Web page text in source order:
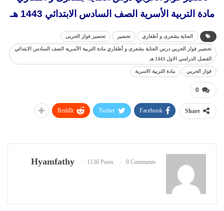
مادة التربية الأسرية الصف السادس الابتدائي 1443 هـ
العناية بشعرى و أظفاري تحضير تحضير فواز الحربى
تحضير فواز الحربي درس العناية بشعرى و أظفاري مادة التربية الأسرية الصف السادس الابتدائي
الفصل الدراسي الاول 1443 هـ
فواز الحربي مادة التربية الاسرية
0
Share
Facebook
Twitter
ReddIt
Hyamfathy 1136 Posts 0 Comments